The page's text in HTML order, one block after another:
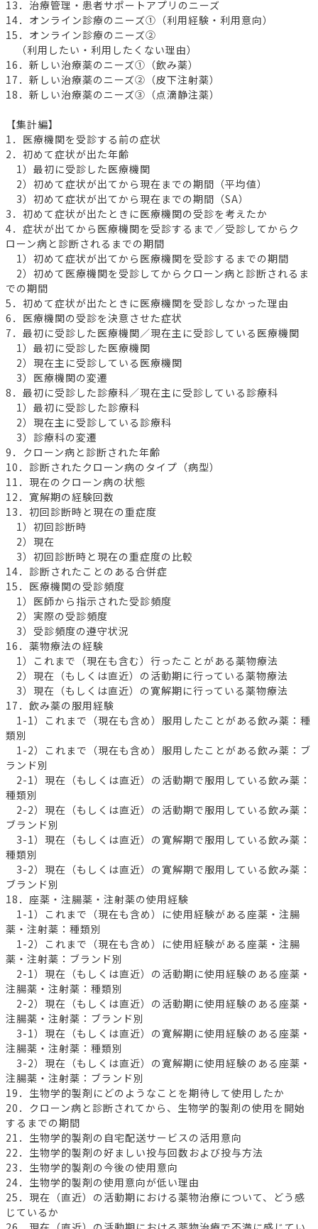
13．治療管理・患者サポートアプリのニーズ
14．オンライン診療のニーズ①（利用経験・利用意向）
15．オンライン診療のニーズ②
（利用したい・利用したくない理由）
16．新しい治療薬のニーズ①（飲み薬）
17．新しい治療薬のニーズ②（皮下注射薬）
18．新しい治療薬のニーズ③（点滴静注薬）
【集計編】
1．医療機関を受診する前の症状
2．初めて症状が出た年齢
1）最初に受診した医療機関
2）初めて症状が出てから現在までの期間（平均値）
3）初めて症状が出てから現在までの期間（SA）
3．初めて症状が出たときに医療機関の受診を考えたか
4．症状が出てから医療機関を受診するまで／受診してからク
ローン病と診断されるまでの期間
1）初めて症状が出てから医療機関を受診するまでの期間
2）初めて医療機関を受診してからクローン病と診断されるま
での期間
5．初めて症状が出たときに医療機関を受診しなかった理由
6．医療機関の受診を決意させた症状
7．最初に受診した医療機関／現在主に受診している医療機関
1）最初に受診した医療機関
2）現在主に受診している医療機関
3）医療機関の変遷
8．最初に受診した診療科／現在主に受診している診療科
1）最初に受診した診療科
2）現在主に受診している診療科
3）診療科の変遷
9．クローン病と診断された年齢
10．診断されたクローン病のタイプ（病型）
11．現在のクローン病の状態
12．寛解期の経験回数
13．初回診断時と現在の重症度
1）初回診断時
2）現在
3）初回診断時と現在の重症度の比較
14．診断されたことのある合併症
15．医療機関の受診頻度
1）医師から指示された受診頻度
2）実際の受診頻度
3）受診頻度の遵守状況
16．薬物療法の経験
1）これまで（現在も含む）行ったことがある薬物療法
2）現在（もしくは直近）の活動期に行っている薬物療法
3）現在（もしくは直近）の寛解期に行っている薬物療法
17．飲み薬の服用経験
1-1）これまで（現在も含め）服用したことがある飲み薬：種
類別
1-2）これまで（現在も含め）服用したことがある飲み薬：ブ
ランド別
2-1）現在（もしくは直近）の活動期で服用している飲み薬：
種類別
2-2）現在（もしくは直近）の活動期で服用している飲み薬：
ブランド別
3-1）現在（もしくは直近）の寛解期で服用している飲み薬：
種類別
3-2）現在（もしくは直近）の寛解期で服用している飲み薬：
ブランド別
18．座薬・注腸薬・注射薬の使用経験
1-1）これまで（現在も含め）に使用経験がある座薬・注腸
薬・注射薬：種類別
1-2）これまで（現在も含め）に使用経験がある座薬・注腸
薬・注射薬：ブランド別
2-1）現在（もしくは直近）の活動期に使用経験のある座薬・
注腸薬・注射薬：種類別
2-2）現在（もしくは直近）の活動期に使用経験のある座薬・
注腸薬・注射薬：ブランド別
3-1）現在（もしくは直近）の寛解期に使用経験のある座薬・
注腸薬・注射薬：種類別
3-2）現在（もしくは直近）の寛解期に使用経験のある座薬・
注腸薬・注射薬：ブランド別
19．生物学的製剤にどのようなことを期待して使用したか
20．クローン病と診断されてから、生物学的製剤の使用を開始
するまでの期間
21．生物学的製剤の自宅配送サービスの活用意向
22．生物学的製剤の好ましい投与回数および投与方法
23．生物学的製剤の今後の使用意向
24．生物学的製剤の使用意向が低い理由
25．現在（直近）の活動期における薬物治療について、どう感
じているか